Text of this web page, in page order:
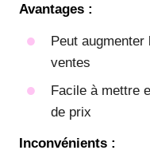
Avantages :
Peut
ventes
Facile à mettre
de prix
Inconvénients :